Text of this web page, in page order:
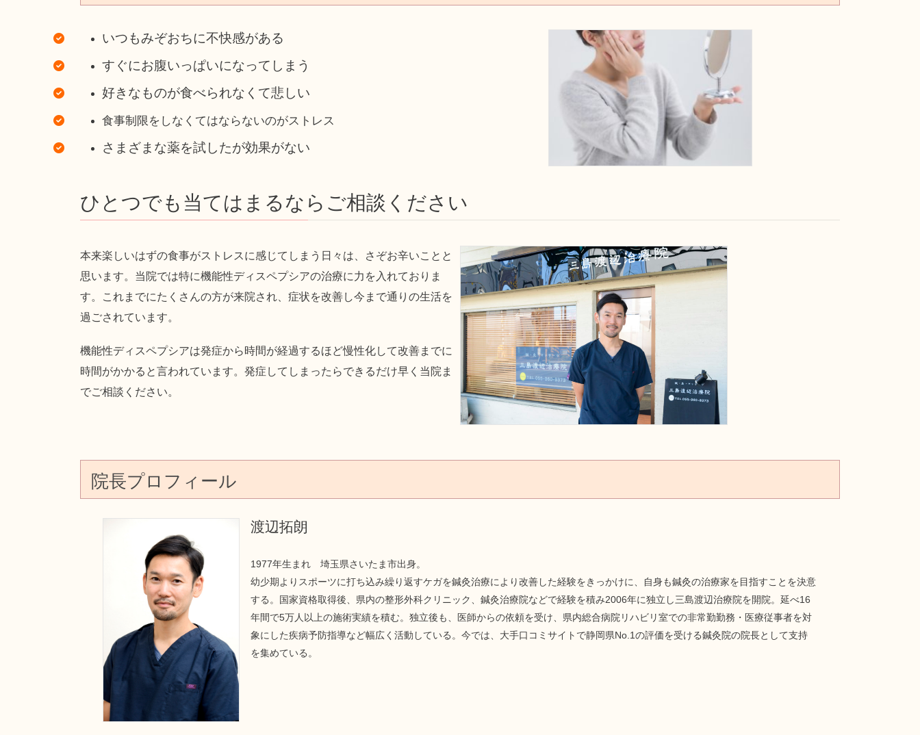
いつもみぞおちに不快感がある
すぐにお腹いっぱいになってしまう
好きなものが食べられなくて悲しい
食事制限をしなくてはならないのがストレス
さまざまな薬を試したが効果がない
ひとつでも当てはまるならご相談ください
本来楽しいはずの食事がストレスに感じてしまう日々は、さぞお辛いことと
思います。当院では特に機能性ディスペプシアの治療に力を入れておりま
す。これまでにたくさんの方が来院され、症状を改善し今まで通りの生活を
過ごされています。
機能性ディスペプシアは発症から時間が経過するほど慢性化して改善までに
時間がかかると言われています。発症してしまったらできるだけ早く当院ま
でご相談ください。
院長プロフィール
渡辺拓朗
1977年生まれ 埼玉県さいたま市出身。
幼少期よりスポーツに打ち込み繰り返すケガを鍼灸治療により改善した経験をきっかけに、自身も鍼灸の治療家を目指すことを決意
する。国家資格取得後、県内の整形外科クリニック、鍼灸治療院などで経験を積み2006年に独立し三島渡辺治療院を開院。延べ16
年間で5万人以上の施術実績を積む。独立後も、医師からの依頼を受け、県内総合病院リハビリ室での非常勤勤務・医療従事者を対
象にした疾病予防指導など幅広く活動している。今では、大手口コミサイトで静岡県No.1の評価を受ける鍼灸院の院長として支持
を集めている。